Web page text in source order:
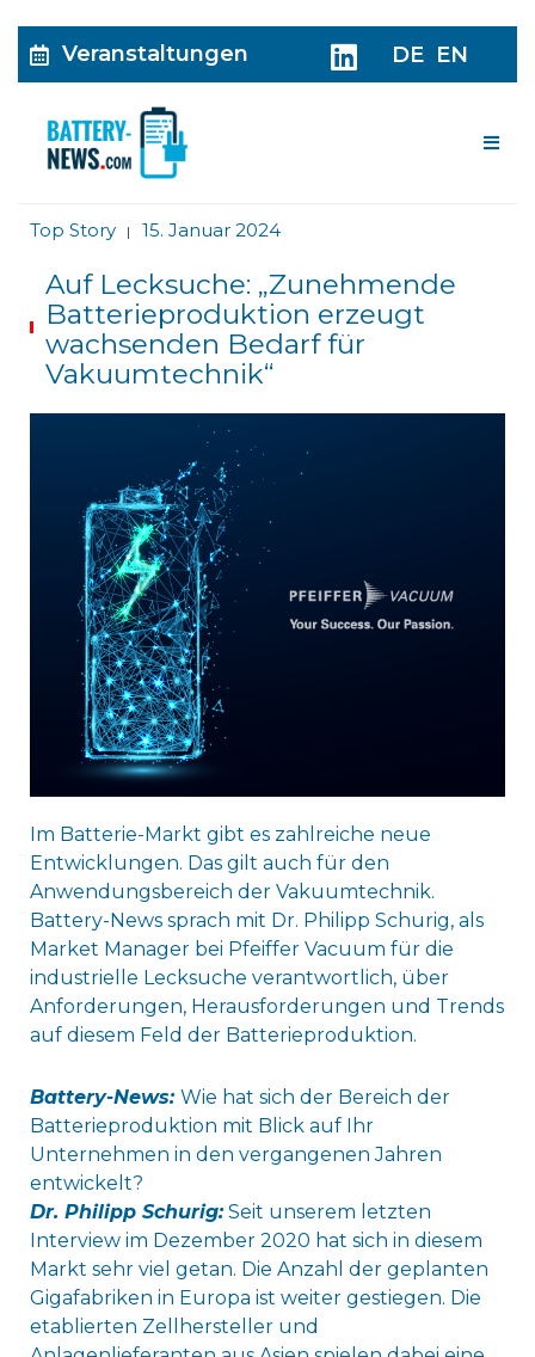
Veranstaltungen DE EN
Top Story | 15. Januar 2024
Auf Lecksuche: „Zunehmende
Batterieproduktion erzeugt
wachsenden Bedarf für
Vakuumtechnik“
Im Batterie-Markt gibt es zahlreiche neue
Entwicklungen. Das gilt auch für den
Anwendungsbereich der Vakuumtechnik.
Battery-News sprach mit Dr. Philipp Schurig, als
Market Manager bei Pfeiffer Vacuum für die
industrielle Lecksuche verantwortlich, über
Anforderungen, Herausforderungen und Trends
auf diesem Feld der Batterieproduktion.
Battery-News: Wie hat sich der Bereich der
Batterieproduktion mit Blick auf Ihr
Unternehmen in den vergangenen Jahren
entwickelt?
Dr. Philipp Schurig:Seit unserem letzten
Interview im Dezember 2020 hat sich in diesem
Markt sehr viel getan. Die Anzahl der geplanten
Gigafabriken in Europa ist weiter gestiegen. Die
etablierten Zellhersteller und